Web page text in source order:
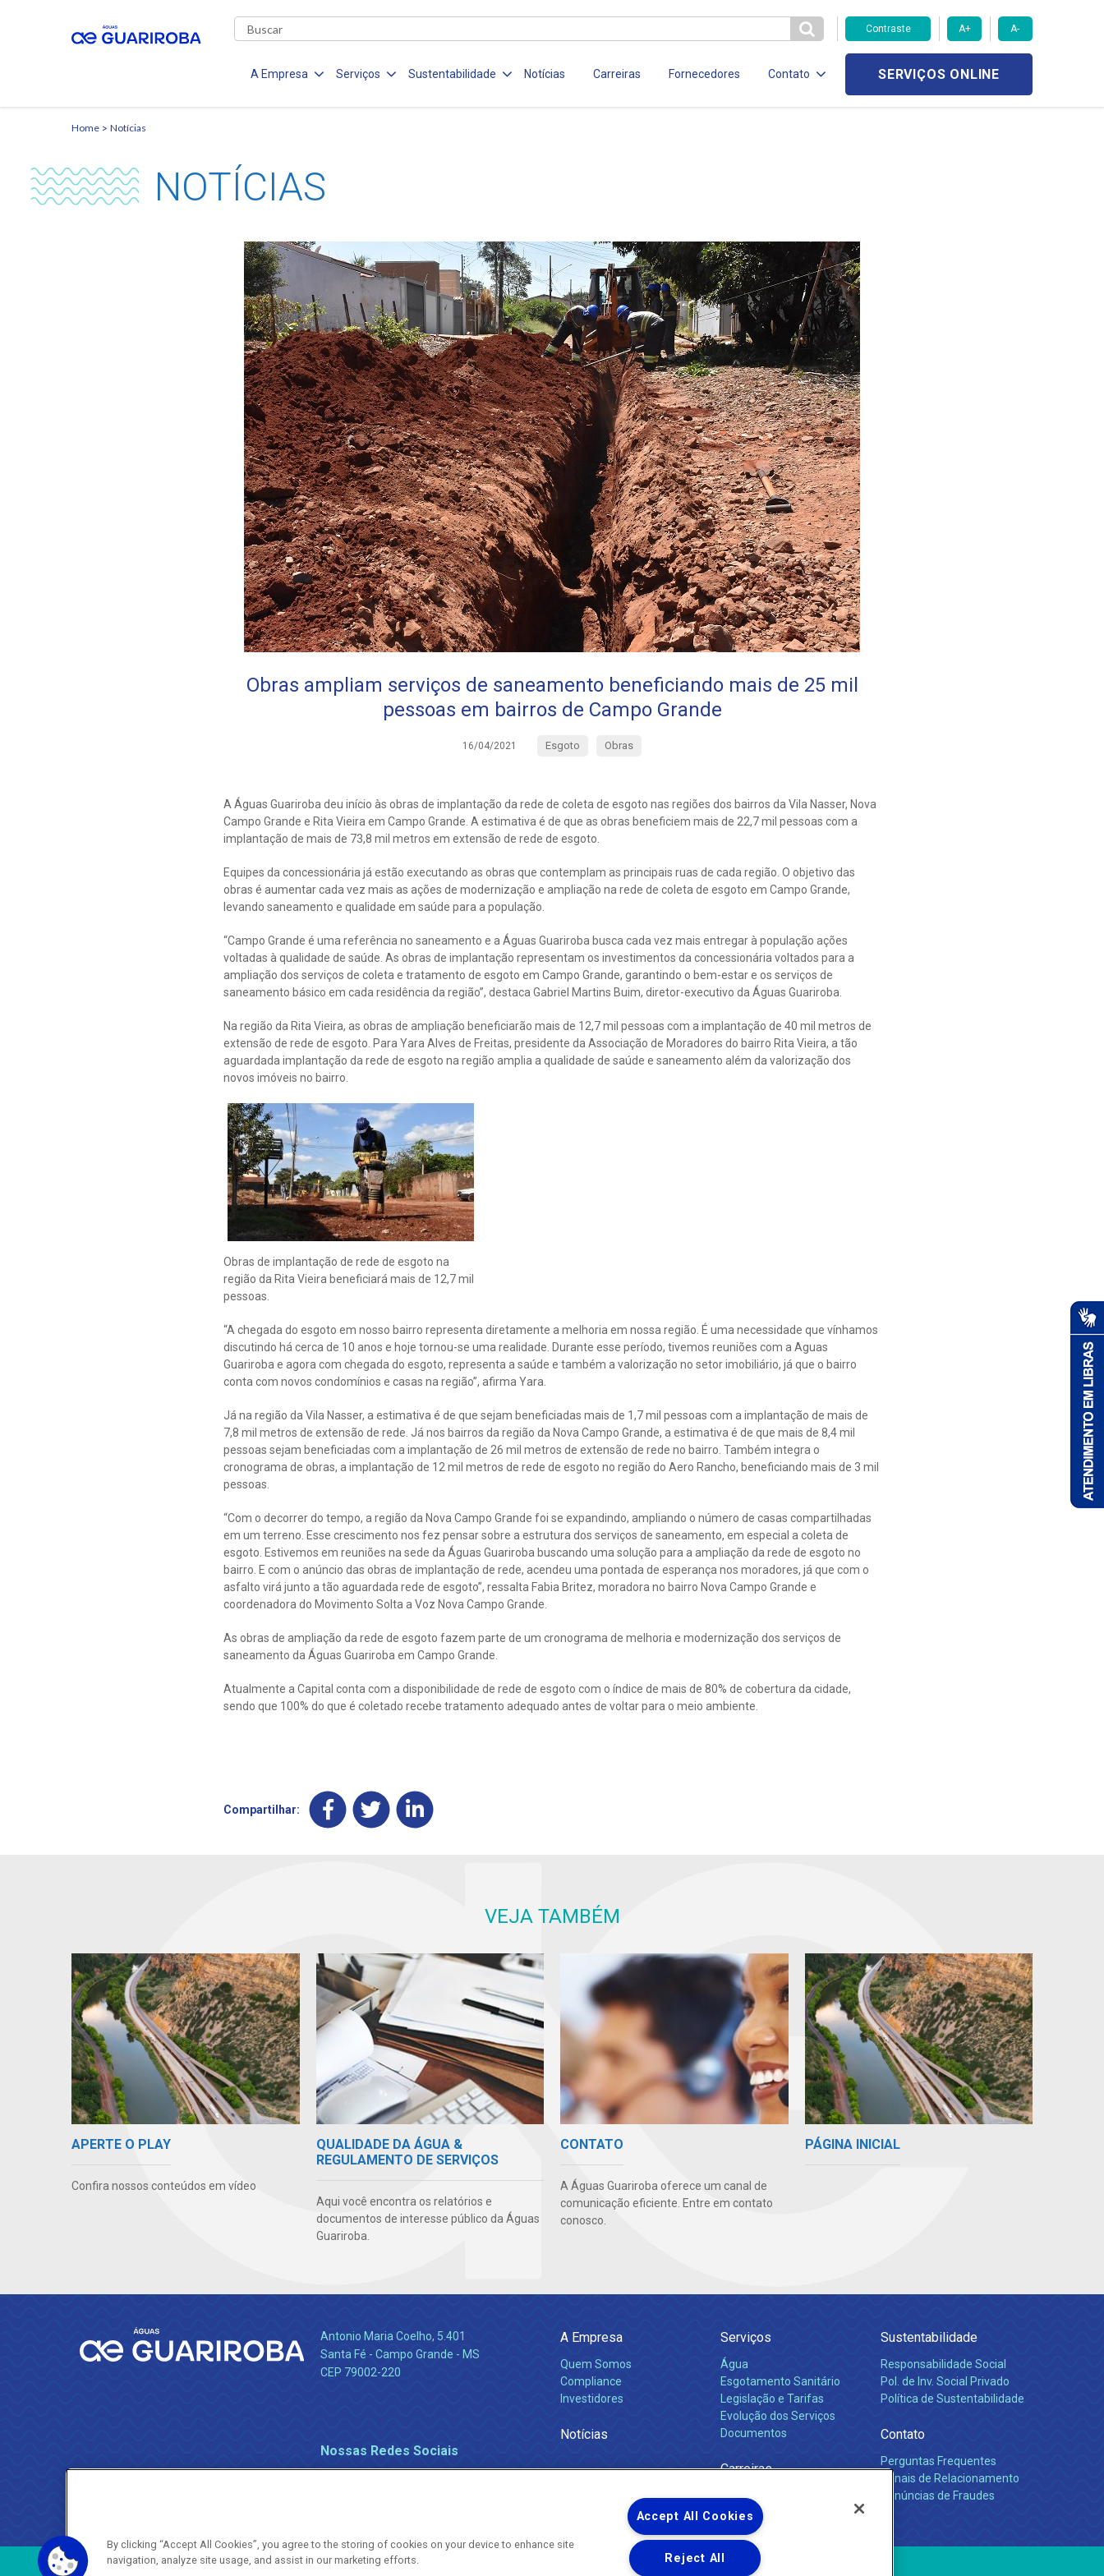
Contraste A+ A-
A Empresa Serviços Sustentabilidade Notícias Carreiras Fornecedores Contato SERVIÇOS ONLINE
Home Notícias
NOTÍCIAS
Obras ampliam serviços de saneamento beneficiando mais de 25 mil
pessoas em bairros de Campo Grande
16/04/2021 Esgoto Obras
A Águas Guariroba deu início às obras de implantação da rede de coleta de esgoto nas regiões dos bairros da Vila Nasser, Nova
Campo Grande e Rita Vieira em Campo Grande. A estimativa é de que as obras beneficiem mais de 22,7 mil pessoas com a
implantação de mais de 73,8 mil metros em extensão de rede de esgoto.
Equipes da concessionária já estão executando as obras que contemplam as principais ruas de cada região. O objetivo das
obras é aumentar cada vez mais as ações de modernização e ampliação na rede de coleta de esgoto em Campo Grande,
levando saneamento e qualidade em saúde para a população.
“Campo Grande é uma referência no saneamento e a Águas Guariroba busca cada vez mais entregar à população ações
voltadas à qualidade de saúde. As obras de implantação representam os investimentos da concessionária voltados para a
ampliação dos serviços de coleta e tratamento de esgoto em Campo Grande, garantindo o bem-estar e os serviços de
saneamento básico em cada residência da região”, destaca Gabriel Martins Buim, diretor-executivo da Águas Guariroba.
Na região da Rita Vieira, as obras de ampliação beneficiarão mais de 12,7 mil pessoas com a implantação de 40 mil metros de
extensão de rede de esgoto. Para Yara Alves de Freitas, presidente da Associação de Moradores do bairro Rita Vieira, a tão
aguardada implantação da rede de esgoto na região amplia a qualidade de saúde e saneamento além da valorização dos
novos imóveis no bairro.
Obras de implantação de rede de esgoto na
região da Rita Vieira beneficiará mais de 12,7 mil
pessoas.
“A chegada do esgoto em nosso bairro representa diretamente a melhoria em nossa região. É uma necessidade que vínhamos
discutindo há cerca de 10 anos e hoje tornou-se uma realidade. Durante esse período, tivemos reuniões com a Aguas
Guariroba e agora com chegada do esgoto, representa a saúde e também a valorização no setor imobiliário, já que o bairro
conta com novos condomínios e casas na região”, afirma Yara.
Já na região da Vila Nasser, a estimativa é de que sejam beneficiadas mais de 1,7 mil pessoas com a implantação de mais de
7,8 mil metros de extensão de rede. Já nos bairros da região da Nova Campo Grande, a estimativa é de que mais de 8,4 mil
pessoas sejam beneficiadas com a implantação de 26 mil metros de extensão de rede no bairro. Também integra o
cronograma de obras, a implantação de 12 mil metros de rede de esgoto no região do Aero Rancho, beneficiando mais de 3 mil
pessoas.
“Com o decorrer do tempo, a região da Nova Campo Grande foi se expandindo, ampliando o número de casas compartilhadas
em um terreno. Esse crescimento nos fez pensar sobre a estrutura dos serviços de saneamento, em especial a coleta de
esgoto. Estivemos em reuniões na sede da Águas Guariroba buscando uma solução para a ampliação da rede de esgoto no
bairro. E com o anúncio das obras de implantação de rede, acendeu uma pontada de esperança nos moradores, já que com o
asfalto virá junto a tão aguardada rede de esgoto”, ressalta Fabia Britez, moradora no bairro Nova Campo Grande e
coordenadora do Movimento Solta a Voz Nova Campo Grande.
As obras de ampliação da rede de esgoto fazem parte de um cronograma de melhoria e modernização dos serviços de
saneamento da Águas Guariroba em Campo Grande.
Atualmente a Capital conta com a disponibilidade de rede de esgoto com o índice de mais de 80% de cobertura da cidade,
sendo que 100% do que é coletado recebe tratamento adequado antes de voltar para o meio ambiente.
Compartilhar:
VEJA TAMBÉM
APERTE O PLAY
Confira nossos conteúdos em vídeo
QUALIDADE DA ÁGUA &
REGULAMENTO DE SERVIÇOS
Aqui você encontra os relatórios e
documentos de interesse público da Águas
Guariroba.
CONTATO
A Águas Guariroba oferece um canal de
comunicação eficiente. Entre em contato
conosco.
PÁGINA INICIAL
Antonio Maria Coelho, 5.401
Santa Fé - Campo Grande - MS
CEP 79002-220
Nossas Redes Sociais
A Empresa
Quem Somos
Compliance
Investidores
Notícias
Serviços
Água
Esgotamento Sanitário
Legislação e Tarifas
Evolução dos Serviços
Documentos
Carreiras
Sustentabilidade
Responsabilidade Social
Pol. de Inv. Social Privado
Política de Sustentabilidade
Contato
Perguntas Frequentes
Canais de Relacionamento
Denúncias de Fraudes
By clicking “Accept All Cookies”, you agree to the storing of cookies on your device to enhance site
navigation, analyze site usage, and assist in our marketing efforts.
Accept All Cookies
Reject All